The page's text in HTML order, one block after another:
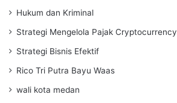
Hukum dan Kriminal
Strategi Mengelola Pajak Cryptocurrency
Strategi Bisnis Efektif
Rico Tri Putra Bayu Waas
wali kota medan